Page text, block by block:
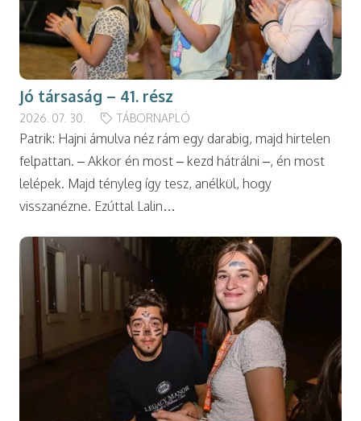
Jó társaság – 41. rész
2026. 07. 30. TÁBORNAPLÓ
Patrik: Hajni ámulva néz rám egy darabig, majd hirtelen
felpattan. – Akkor én most – kezd hátrálni –, én most
lelépek. Majd tényleg így tesz, anélkül, hogy
visszanézne. Ezúttal Lalin…